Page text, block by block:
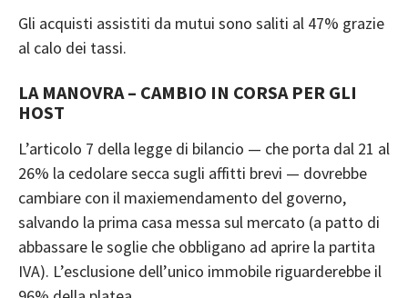
Gli acquisti assistiti da mutui sono saliti al 47% grazie
al calo dei tassi.
LA MANOVRA – CAMBIO IN CORSA PER GLI
HOST
L’articolo 7 della legge di bilancio — che porta dal 21 al
26% la cedolare secca sugli affitti brevi — dovrebbe
cambiare con il maxiemendamento del governo,
salvando la prima casa messa sul mercato (a patto di
abbassare le soglie che obbligano ad aprire la partita
IVA). L’esclusione dell’unico immobile riguarderebbe il